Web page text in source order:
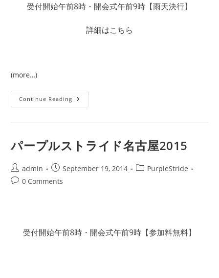
受付開始午前8時・開会式午前9時【雨天決行】
詳細はこちら
(more…)
Continue Reading パ
ー
ラ
イ
ド
京
2014
パープルストライド名古屋2015
Post
author:
admin
Post
published:
September 19, 2014
PostPurpleStride
Post0 Comments
受付開始午前8時・開会式午前9時【参加料無料】